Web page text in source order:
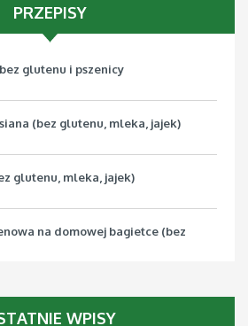
PRZEPISY
glutenu i pszenicy
(bez glutenu, mleka, jajek)
glutenu, mleka, jajek)
na domowej bagietce (bez
WPISY